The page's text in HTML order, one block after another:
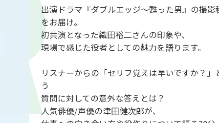
出演ドラマ『ダブルエッジ～甦った男』の撮影
をお届け。
初共演となった織田裕二さんの印象や、
現場で感じた役者としての魅力を語ります。
リスナーからの「セリフ覚えは早いですか？」
う
質問に対しての意外な答えとは？
人気俳優/声優の津田健次郎が、